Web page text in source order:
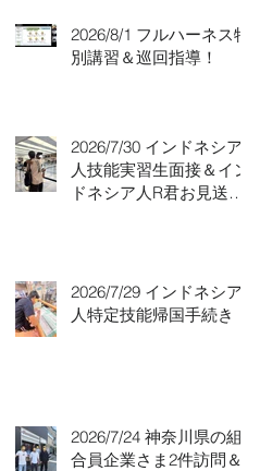
2026/8/1 フルハーネス特
別講習＆巡回指導！
2026/7/30 インドネシア
人技能実習生面接＆イン
ドネシア人R君お見送
2026/7/29 インドネシア
人特定技能帰国手続き！
2026/7/24 神奈川県の組
合員企業さま2件訪問＆